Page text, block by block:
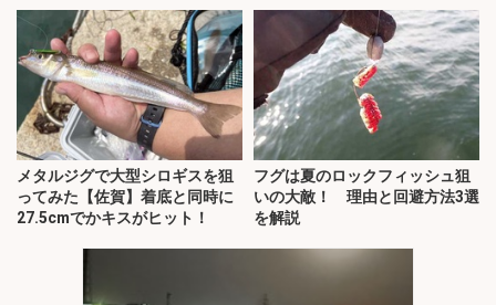
メタルジグで大型シロギスを狙
ってみた【佐賀】着底と同時に
27.5cmでかキスがヒット！
フグは夏のロックフィッシュ狙
いの大敵！ 理由と回避方法3選
を解説